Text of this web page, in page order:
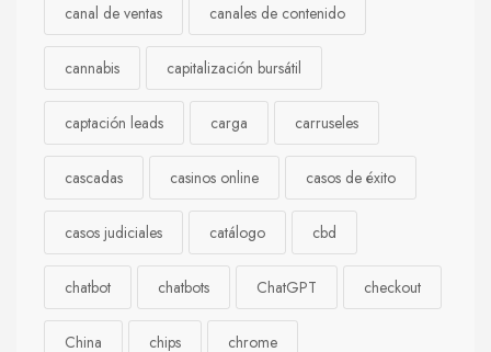
canal de ventas canales de contenido
cannabis capitalización bursátil
captación leads carga carruseles
cascadas casinos online casos de éxito
casos judiciales catálogo cbd
chatbot chatbots ChatGPT checkout
China chips chrome